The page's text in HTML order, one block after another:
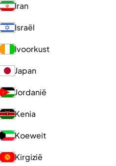
Iran
Israël
Ivoorkust
Japan
Jordanië
Kenia
Koeweit
Kirgizië